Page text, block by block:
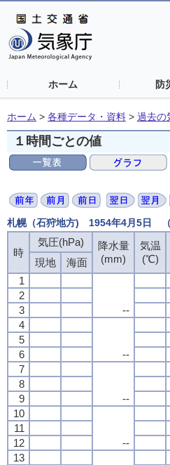
ホーム 防
ホーム > 各種データ・資料 > 過去の
１時間ごとの値
札幌（石狩地方) 1954年4月5日 （
時
気圧(hPa)
降水量
(mm)
気温
(℃)
現地
海面
1
--
2
3
4
--
5
6
7
--
8
9
10
--
11
12
13
時
気圧(hPa)
降水量
(mm)
気温
(℃)
現地
海面
1
--
2
3
4
--
5
6
7
--
8
9
10
--
11
12
13
時
気圧(hPa)
降水量
(mm)
気温
(℃)
現地
海面
1
--
2
3
4
--
5
6
7
--
8
9
10
--
11
12
13
時
気圧(hPa)
降水量
(mm)
気温
(℃)
現地
海面
1
--
2
3
4
--
5
6
7
--
8
9
10
--
11
12
13